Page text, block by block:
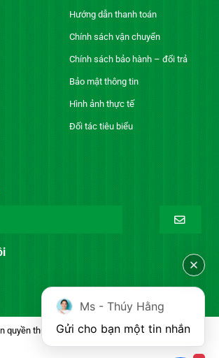
Hướng dẫn thanh toán
Chính sách vận chuyển
Chính sách bảo hành – đổi trả
Bảo mật thông tin
Hình ảnh thực tế
Đối tác tiêu biểu
quyền thuộc về DienhoaXANH.com
Ms - Thúy Hằng
Gửi cho bạn một tin nhắn